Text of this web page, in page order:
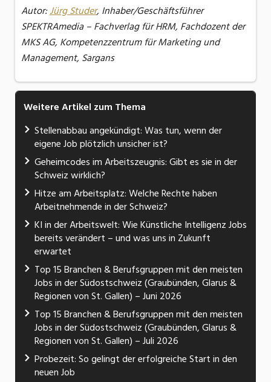
Autor:Jürg Studer, Inhaber/Geschäftsführer
SPEKTRAmedia – Fachverlag für HRM, Fachdozent der
MKS AG, Kompetenzzentrum für Marketing und
Management, Sargans
Weitere Artikel zum Thema
Stellenabbau angekündigt: Was tun, wenn der
eigene Job plötzlich unsicher ist?
Geheimcodes im Arbeitszeugnis: Gibt es sie in der
Schweiz wirklich?
Hitze am Arbeitsplatz: Welche Rechte haben
Arbeitnehmende in der Schweiz?
KI in der Arbeitswelt: Wie Künstliche Intelligenz Jobs
bereits verändert – und was uns in Zukunft
erwartet
Top 15 Branchen & Berufsgruppen mit den meisten
Jobs in der Südostschweiz (Graubünden, Glarus &
Regionen von St. Gallen) – Juni 2026
Top 15 Branchen & Berufsgruppen mit den meisten
Jobs in der Südostschweiz (Graubünden, Glarus &
Regionen von St. Gallen) – Juli 2026
Probezeit: So gelingt der erfolgreiche Start in den
neuen Job